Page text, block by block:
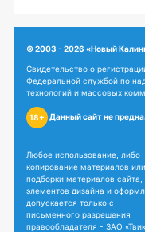
© 2003 - 2026 «Новый
Свидетельство о
Федеральной службой по
технологий и массовых
18+ Данный сайт не
Любое использование, либо
копирование материалов или
подборки материалов сайта,
элементов дизайна и
допускается только с
письменного разрешения
правообладателя - ЗАО «Твик